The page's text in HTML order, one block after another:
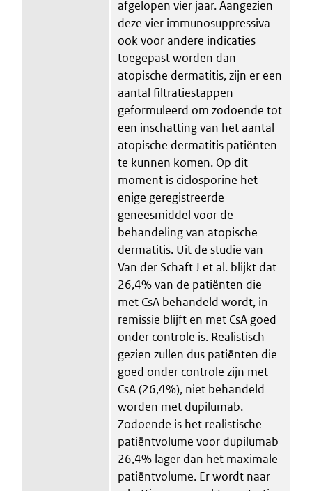
afgelopen vier jaar. Aangezien
deze vier immunosuppressiva
ook voor andere indicaties
toegepast worden dan
atopische dermatitis, zijn er een
aantal filtratiestappen
geformuleerd om zodoende tot
een inschatting van het aantal
atopische dermatitis patiënten
te kunnen komen. Op dit
moment is ciclosporine het
enige geregistreerde
geneesmiddel voor de
behandeling van atopische
dermatitis. Uit de studie van
Van der Schaft J et al. blijkt dat
26,4% van de patiënten die
met CsA behandeld wordt, in
remissie blijft en met CsA goed
onder controle is. Realistisch
gezien zullen dus patiënten die
goed onder controle zijn met
CsA (26,4%), niet behandeld
worden met dupilumab.
Zodoende is het realistische
patiëntvolume voor dupilumab
26,4% lager dan het maximale
patiëntvolume. Er wordt naar